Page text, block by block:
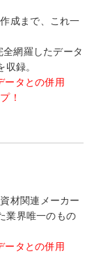
成まで、これ一
網羅したデータ
録。
ータとの併用
！
材関連メーカー
業界唯一のもの
ータとの併用